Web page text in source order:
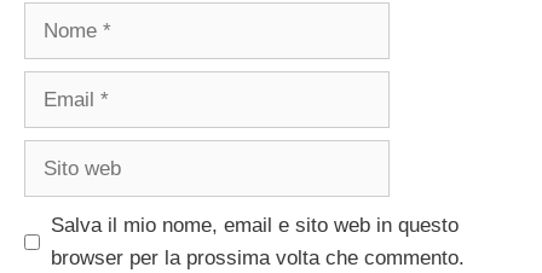
Nome
Email
Sito
Salva il mio nome, email e sito web in questo
browser per la prossima volta che commento.